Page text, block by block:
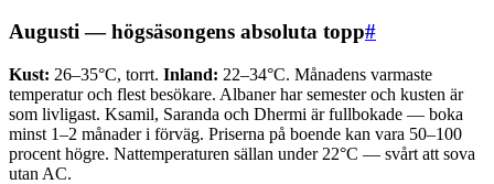
Augusti — högsäsongens absoluta topp#
Kust: 26–35°C, torrt. Inland: 22–34°C. Månadens varmaste
temperatur och flest besökare. Albaner har semester och kusten är
som livligast. Ksamil, Saranda och Dhermi är fullbokade — boka
minst 1–2 månader i förväg. Priserna på boende kan vara 50–100
procent högre. Nattemperaturen sällan under 22°C — svårt att sova
utan AC.